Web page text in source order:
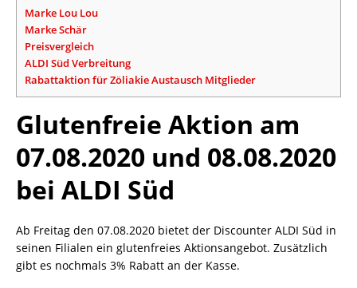
Marke Lou Lou
Marke Schär
Preisvergleich
ALDI Süd Verbreitung
Rabattaktion für Zöliakie Austausch Mitglieder
Glutenfreie Aktion am
07.08.2020 und 08.08.2020
bei ALDI Süd
Ab Freitag den 07.08.2020 bietet der Discounter ALDI Süd in
seinen Filialen ein glutenfreies Aktionsangebot. Zusätzlich
gibt es nochmals 3% Rabatt an der Kasse.